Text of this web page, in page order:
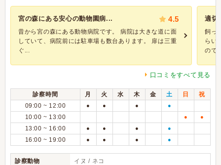
宮の森にある安心の動物園病... 4.5
昔から宮の森にある動物病院です。 病院は大きな道に面
していて、病院前には駐車場も数台あります。 扉は三重
ぐ...
適切
飼っ
らい
ので
口コミをすべて見る
診察時間 月 火 水 木 金 土 日
祝
09:00 ~ 12:00
● ● ● ●
10:00 ~ 13:00 ● ●
13:00 ~ 16:00 ● ● ● ●
16:00 ~ 19:00 ● ● ● ●
診察動物 イヌ / ネコ